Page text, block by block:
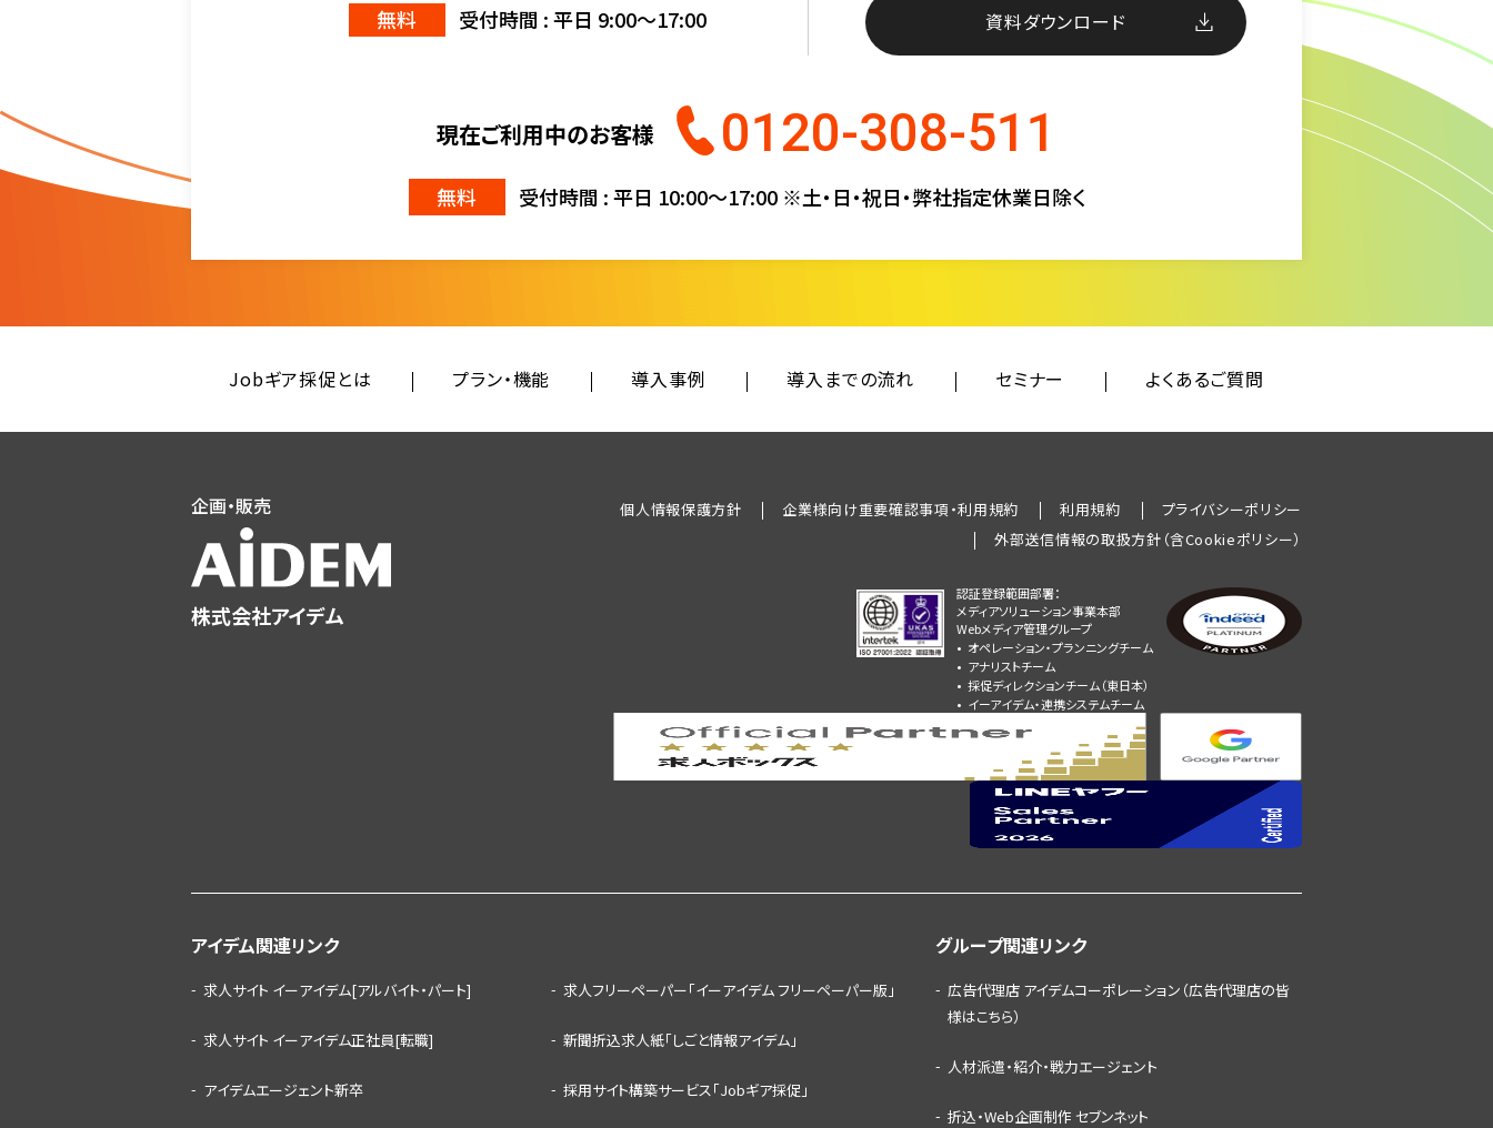
無料 受付時間 : 平日 9:00〜17:00 資料ダウンロード
現在ご利用中のお客様 0120-308-511
無料 受付時間 : 平日 10:00〜17:00 ※土・日・祝日・弊社指定休業日除く
Jobギア採促とは プラン・機能 導入事例 導入までの流れ セミナー よくあるご質問
企画・販売
株式会社アイデム
個人情報保護方針 企業様向け重要確認事項・利用規約 利用規約
プライバシーポリシー
外部送信情報の取扱方針（含Cookieポリシー）
認証登録範囲部署：
メディアソリューション事業本部
Webメディア管理グループ
オペレーション・プランニングチーム
アナリストチーム
採促ディレクションチーム（東日本）
イーアイデム・連携システムチーム
アイデム関連リンク
求人サイト イーアイデム[アルバイト・パート]
求人サイト イーアイデム正社員[転職]
アイデムエージェント新卒
求人フリーペーパー「イーアイデム フリーペーパー版」
新聞折込求人紙「しごと情報アイデム」
採用サイト構築サービス「Jobギア採促」
グループ関連リンク
広告代理店 アイデムコーポレーション（広告代理店の皆
様はこちら）
人材派遣・紹介・戦力エージェント
折込・Web企画制作 セブンネット